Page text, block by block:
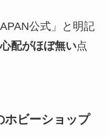
公式」と明記
配がほぼ無い点
ホビーショップ